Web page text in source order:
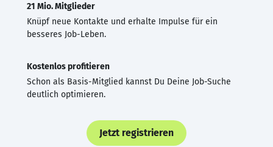
21 Mio. Mitglieder
Knüpf neue Kontakte und erhalte Impulse für ein
besseres Job-Leben.
Kostenlos profitieren
Schon als Basis-Mitglied kannst Du Deine Job-Suche
deutlich optimieren.
Jetzt registrieren